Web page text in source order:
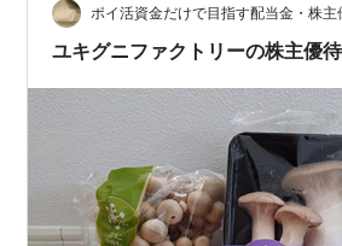
イパンに残っていたものを活用。 味
れもおいしくで…
ポイ活資金だけで目指す配当金・株
ユキグニファクトリーの株主優